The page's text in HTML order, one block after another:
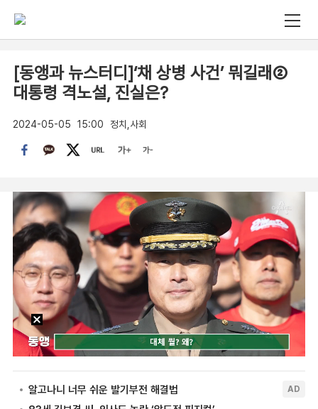
[동앵과 뉴스터디]‘채 상병 사건’ 뭐길래②
대통령 격노설, 진실은?
2024-05-05 15:00 정치,사회